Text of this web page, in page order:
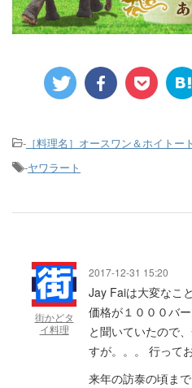
- ［料理名］オースワン＆ホイトート
-ヤワラート
街かどタ
イ料理
2017-12-31 15:20
Jay Faiは大変なこ
価格が１０００バ
と聞いていたので
すが。。。 行って
来年の訪泰の頃ま